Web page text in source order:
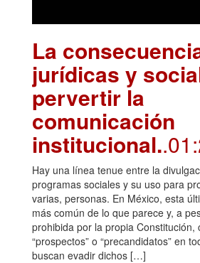
La
jurídicas y
pervertir la
comunicación
institucional.
Hay una línea tenue entre la
programas sociales y su uso para
varias, personas. En México, esta
más común de lo que parece y, a
prohibida por la propia Constitución,
“prospectos” o “precandidatos” en
buscan evadir dichos […]